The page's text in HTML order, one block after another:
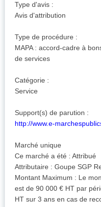
Type d'avis :
Avis d'attribution
Type de procédure :
MAPA : accord-cadre à
de services
Catégorie :
Service
Support(s) de parution :
http://www.e-
Marché unique
Ce marché a été : Attribué
Attributaire : Goupe SGP
Montant Maximum : Le
est de 90 000 € HT par
HT sur 3 ans en cas de